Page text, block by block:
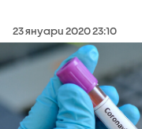
23 януари 2020 23:10